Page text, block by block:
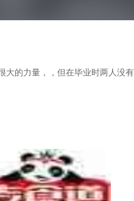
大的力量，，但在毕业时两人没有